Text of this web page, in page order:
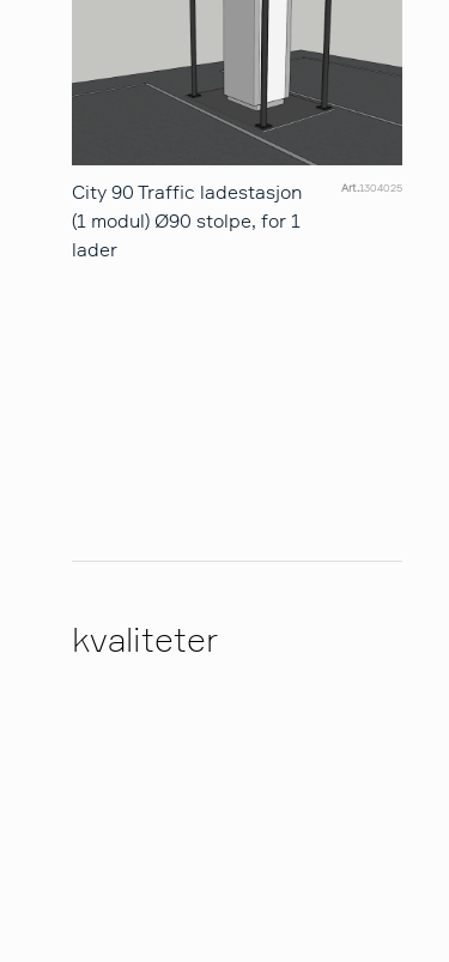
City 90 Traffic ladestasjon
(1 modul) Ø90 stolpe, for 1
lader
Art.1304025
kvaliteter